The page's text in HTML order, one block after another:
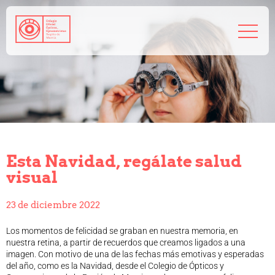
Salud visual
Preguntas frecuentes
Consejos de tu óptico-optometrista
Cómo colegiarse
Empleo
Tablón de anuncios
Biblioteca
Esta Navidad, regálate salud
visual
23 de diciembre 2022
Los momentos de felicidad se graban en nuestra memoria, en
nuestra retina, a partir de recuerdos que creamos ligados a una
imagen. Con motivo de una de las fechas más emotivas y esperadas
del año, como es la Navidad, desde el Colegio de Ópticos y